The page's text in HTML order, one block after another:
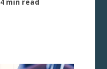
4 min read